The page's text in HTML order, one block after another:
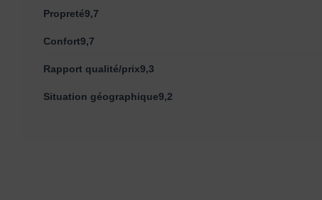
Propreté9,7
Confort9,7
Rapport qualité/prix9,3
Situation géographique9,2